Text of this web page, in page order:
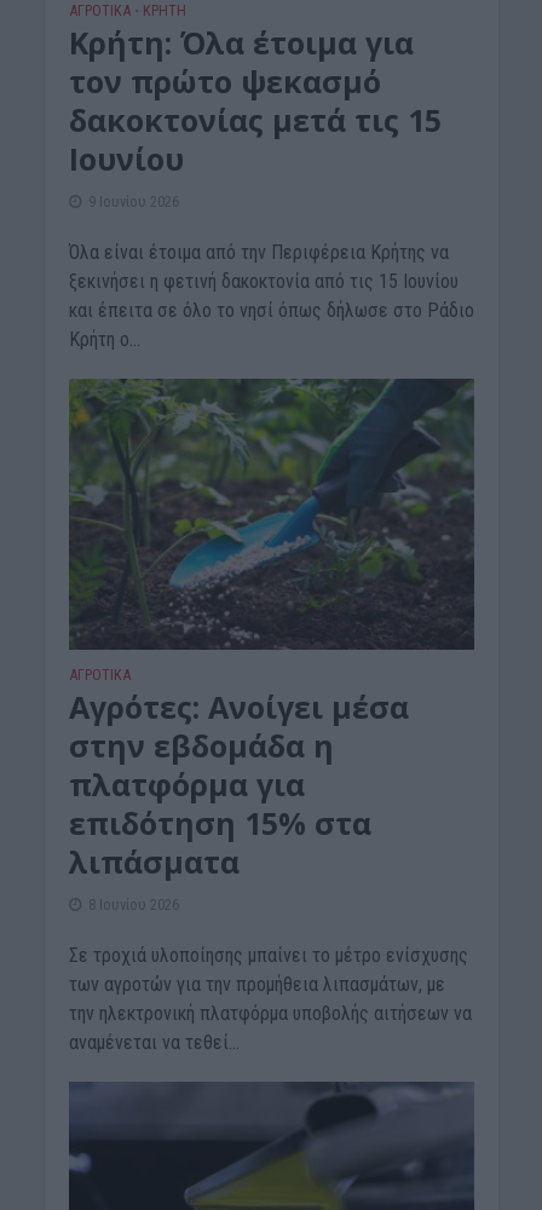
ΑΓΡΟΤΙΚΑ • ΚΡΗΤΗ
Κρήτη: Όλα έτοιμα για
τον πρώτο ψεκασμό
δακοκτονίας μετά τις 15
Ιουνίου
9 Ιουνίου 2026
Όλα είναι έτοιμα από την Περιφέρεια Κρήτης να
ξεκινήσει η φετινή δακοκτονία από τις 15 Ιουνίου
και έπειτα σε όλο το νησί όπως δήλωσε στο Ράδιο
Κρήτη ο...
ΑΓΡΟΤΙΚΑ
Αγρότες: Ανοίγει μέσα
στην εβδομάδα η
πλατφόρμα για
επιδότηση 15% στα
λιπάσματα
8 Ιουνίου 2026
Σε τροχιά υλοποίησης μπαίνει το μέτρο ενίσχυσης
των αγροτών για την προμήθεια λιπασμάτων, με
την ηλεκτρονική πλατφόρμα υποβολής αιτήσεων να
αναμένεται να τεθεί...